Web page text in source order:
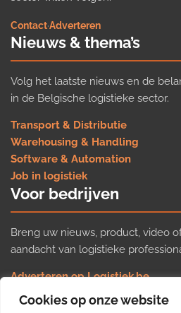
Cookies op onze website
Contact·Adverteren
Nieuws & thema’s
Volg het laatste nieuws en de
in de Belgische logistieke sector.
Transport & Distributie
Warehousing & Handling
Software & Automation
Job in logistiek
Voor bedrijven
Breng uw nieuws, product, video
aandacht van logistieke
Adverteren op Logistiek.be
Nieuws insturen
Uw video op Logistiek.TV